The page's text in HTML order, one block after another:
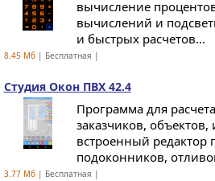
вычисление
вычислений и
и быстрых расчетов...
8.45 Мб| Бесплатная |
Студия Окон ПВХ 42.4
Программа для
заказчиков,
встроенный редактор
подоконников,
3.77 Мб| Бесплатная |